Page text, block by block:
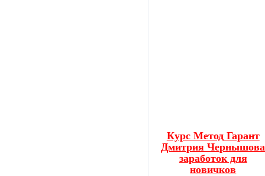
Курс Метод Гарант
Дмитрия Чернышова
заработок для
новичков